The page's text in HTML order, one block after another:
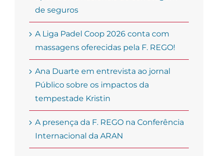
de seguros
A Liga Padel Coop 2026 conta com
massagens oferecidas pela F. REGO!
Ana Duarte em entrevista ao jornal
Público sobre os impactos da
tempestade Kristin
A presença da F. REGO na Conferência
Internacional da ARAN